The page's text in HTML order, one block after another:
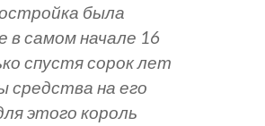
была
в самом начале 16
спустя сорок лет
средства на его
этого король